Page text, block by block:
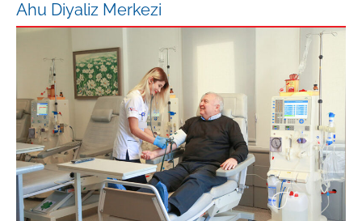
Ahu Diyaliz Merkezi